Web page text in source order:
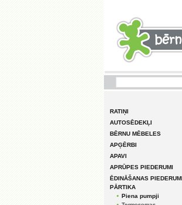
RATIŅI
AUTOSĒDEKĻI
BĒRNU MĒBELES
APĢĒRBI
APAVI
APRŪPES PIEDERUMI
ĒDINĀŠANAS
PĀRTIKA
Piena pumpji